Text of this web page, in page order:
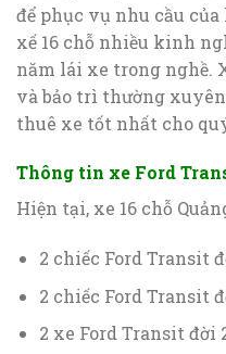
để phục vụ nhu cầu
xế 16 chỗ nhiều kinh
năm lái xe trong nghề.
và bảo trì thường
thuê xe tốt nhất cho
Thông tin xe Ford
Hiện tại, xe 16 chỗ
2 chiếc Ford Transit
2 chiếc Ford Transit
2 xe Ford Transit đời